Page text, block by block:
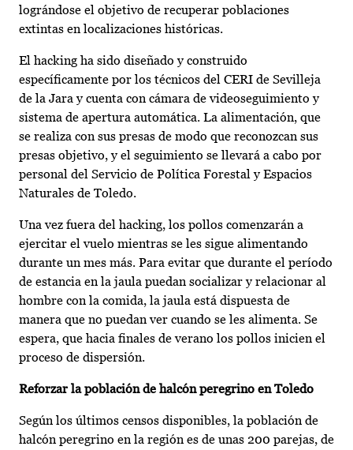
lográndose el objetivo de recuperar poblaciones
extintas en localizaciones históricas.
El hacking ha sido diseñado y construido
específicamente por los técnicos del CERI de Sevilleja
de la Jara y cuenta con cámara de videoseguimiento y
sistema de apertura automática. La alimentación, que
se realiza con sus presas de modo que reconozcan sus
presas objetivo, y el seguimiento se llevará a cabo por
personal del Servicio de Política Forestal y Espacios
Naturales de Toledo.
Una vez fuera del hacking, los pollos comenzarán a
ejercitar el vuelo mientras se les sigue alimentando
durante un mes más. Para evitar que durante el período
de estancia en la jaula puedan socializar y relacionar al
hombre con la comida, la jaula está dispuesta de
manera que no puedan ver cuando se les alimenta. Se
espera, que hacia finales de verano los pollos inicien el
proceso de dispersión.
Reforzar la población de halcón peregrino en Toledo
Según los últimos censos disponibles, la población de
halcón peregrino en la región es de unas 200 parejas, de